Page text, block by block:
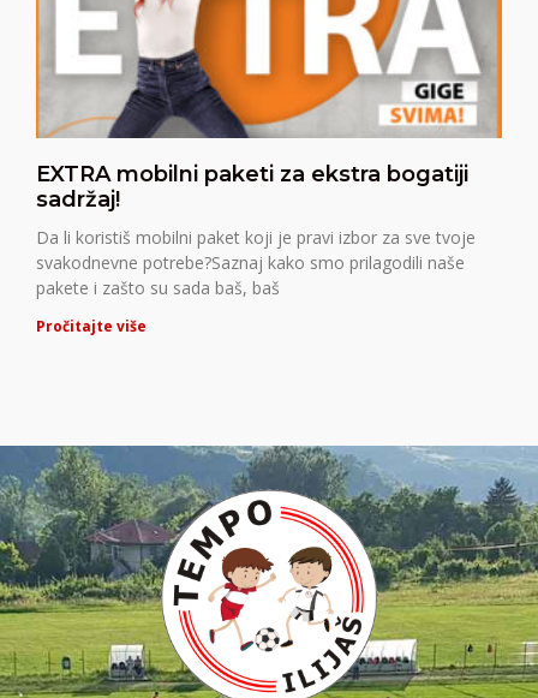
EXTRA mobilni paketi za ekstra bogatiji
sadržaj!
Da li koristiš mobilni paket koji je pravi izbor za sve tvoje
svakodnevne potrebe?Saznaj kako smo prilagodili naše
pakete i zašto su sada baš, baš
Pročitajte više